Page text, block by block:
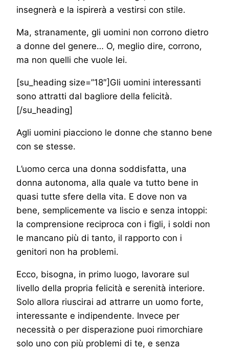
insegnerà e la ispirerà a vestirsi con stile.
Ma, stranamente, gli uomini non corrono dietro
a donne del genere… O, meglio dire, corrono,
ma non quelli che vuole lei.
[su_heading size=”18″]Gli uomini interessanti
sono attratti dal bagliore della felicità.
[/su_heading]
Agli uomini piacciono le donne che stanno bene
con se stesse.
L’uomo cerca una donna soddisfatta, una
donna autonoma, alla quale va tutto bene in
quasi tutte sfere della vita. E dove non va
bene, semplicemente va liscio e senza intoppi:
la comprensione reciproca con i figli, i soldi non
le mancano più di tanto, il rapporto con i
genitori non ha problemi.
Ecco, bisogna, in primo luogo, lavorare sul
livello della propria felicità e serenità interiore.
Solo allora riuscirai ad attrarre un uomo forte,
interessante e indipendente. Invece per
necessità o per disperazione puoi rimorchiare
solo uno con più problemi di te, e senza